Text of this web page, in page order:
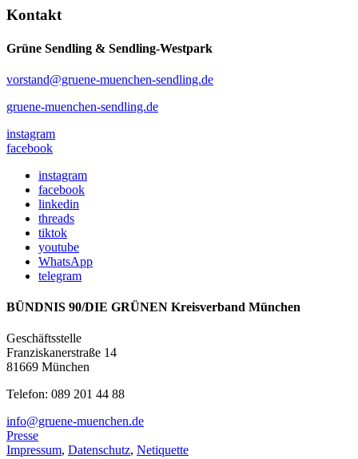
Kontakt
Grüne Sendling & Sendling-Westpark
vorstand@gruene-muenchen-sendling.de
gruene-muenchen-sendling.de
instagram
facebook
instagram
facebook
linkedin
threads
tiktok
youtube
WhatsApp
telegram
BÜNDNIS 90/DIE GRÜNEN Kreisverband München
Geschäftsstelle
Franziskanerstraße 14
81669 München
Telefon: 089 201 44 88
info@gruene-muenchen.de
Presse
Impressum, Datenschutz, Netiquette